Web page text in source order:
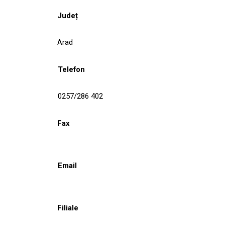
Județ
Arad
Telefon
0257/286 402
Fax
Email
Filiale